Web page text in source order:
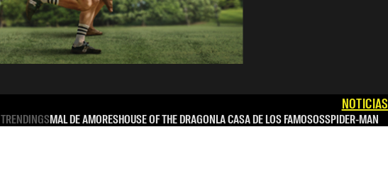
NOTICIAS
TRENDINGSMAL DE AMORESHOUSE OF THE DRAGONLA CASA DE LOS FAMOSOSSPIDER-MAN